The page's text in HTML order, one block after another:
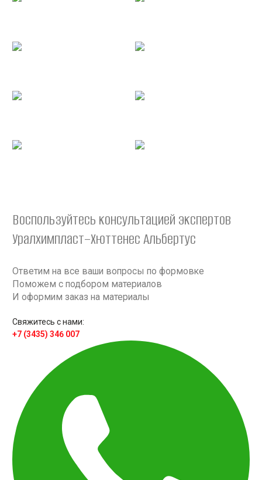
Воспользуйтесь консультацией экспертов
Уралхимпласт–Хюттенес Альбертус
Ответим на все ваши вопросы по формовке
Поможем с подбором материалов
И оформим заказ на материалы
Свяжитесь с нами:
+7 (3435) 346 007